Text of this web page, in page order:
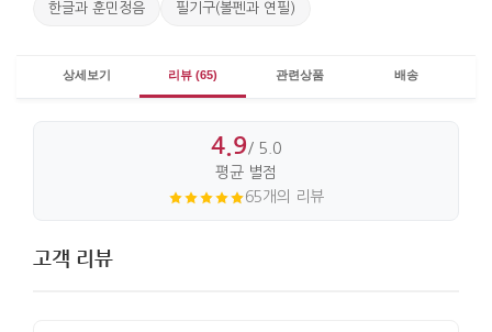
한글과 훈민정음 필기구(볼펜과 연필)
상세보기 리뷰 (65) 관련상품 배송
4.9/ 5.0
평균 별점
65개의 리뷰
고객 리뷰